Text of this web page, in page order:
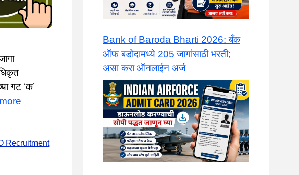
गट ‘क’
Recruitment
Bank of Baroda Bharti 2026: बँक
ऑफ बडोदामध्ये 205 जागांसाठी भरती;
असा करा ऑनलाईन अर्ज